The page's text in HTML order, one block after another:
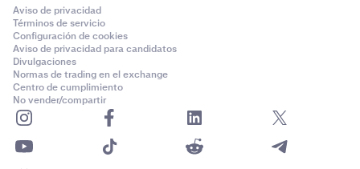
Aviso de privacidad
Términos de servicio
Configuración de cookies
Aviso de privacidad para candidatos
Divulgaciones
Normas de trading en el exchange
Centro de cumplimiento
No vender/compartir